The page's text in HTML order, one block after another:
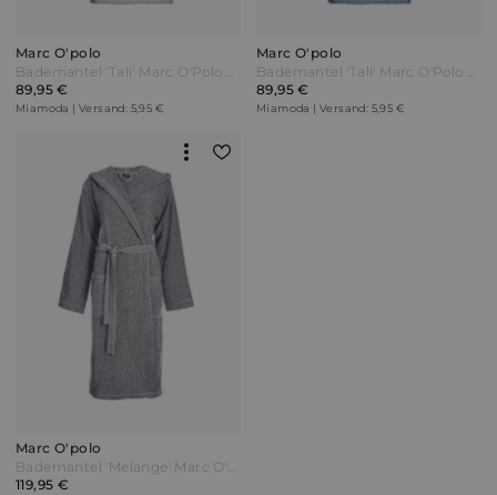
Marc O'polo
Bademantel 'Tali' Marc O'Polo Grau
89,95 €
Miamoda | Versand: 5,95 €
Marc O'polo
Bademantel 'Tali' Marc O'Polo Blau
89,95 €
Miamoda | Versand: 5,95 €
Marc O'polo
Bademantel 'Melange' Marc O'Polo Marine/Silber Blau
119,95 €